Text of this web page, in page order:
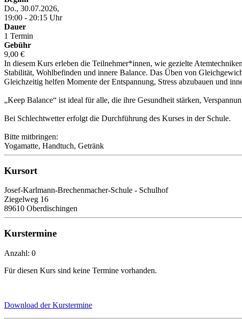
Do., 30.07.2026,
19:00 - 20:15 Uhr
Dauer
1 Termin
Gebühr
9,00 €
In diesem Kurs erleben die Teilnehmer*innen, wie gezielte
Stabilität, Wohlbefinden und innere Balance. Das Üben von
Gleichzeitig helfen Momente der Entspannung, Stress abzubauen und
„Keep Balance“ ist ideal für alle, die ihre Gesundheit stärken,
Bei Schlechtwetter erfolgt die Durchführung des Kurses in der Schule.
Bitte mitbringen:
Yogamatte, Handtuch, Getränk
Kursort
Josef-Karlmann-Brechenmacher-Schule - Schulhof
Ziegelweg 16
89610 Oberdischingen
Kurstermine
Anzahl: 0
Für diesen Kurs sind keine Termine vorhanden.
Download der Kurstermine